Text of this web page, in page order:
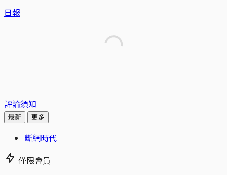
日報
評論須知
最新 更多
斷網時代
僅限會員